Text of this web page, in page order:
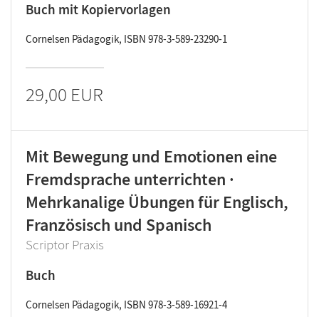
Buch mit Kopiervorlagen
Cornelsen Pädagogik, ISBN 978-3-589-23290-1
29,00 EUR
Mit Bewegung und Emotionen eine
Fremdsprache unterrichten ·
Mehrkanalige Übungen für Englisch,
Französisch und Spanisch
Scriptor Praxis
Buch
Cornelsen Pädagogik, ISBN 978-3-589-16921-4